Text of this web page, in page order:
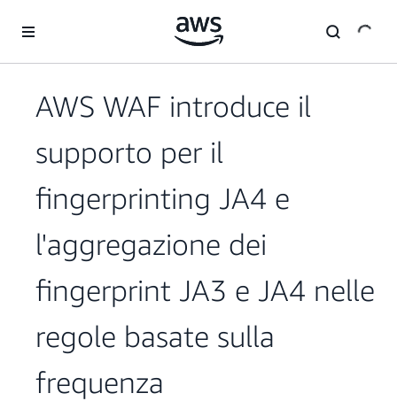
AWS WAF introduce il
supporto per il
fingerprinting JA4 e
l'aggregazione dei
fingerprint JA3 e JA4 nelle
regole basate sulla
frequenza